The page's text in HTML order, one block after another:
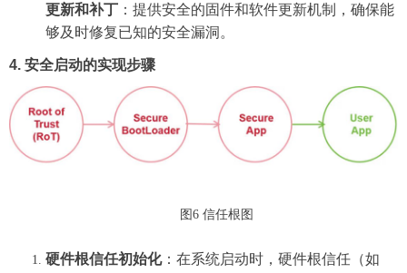
更新和补丁 ：提供安全的固件和软件更新机制，确保能
够及时修复已知的安全漏洞。
4. 安全启动的实现步骤
图6 信任根图
硬件根信任初始化：在系统启动时，硬件根信任（如